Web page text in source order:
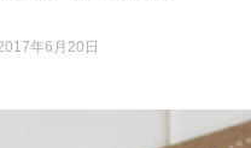
年6月20日